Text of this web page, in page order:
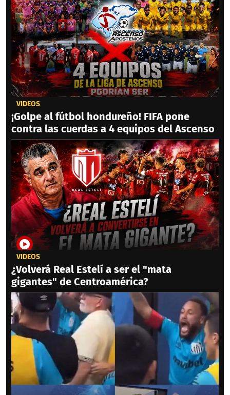
VIDEOS
¡Golpe al fútbol hondureño! FIFA pone
contra las cuerdas a 4 equipos del Ascenso
VIDEOS
¿Volverá Real Estelí a ser el "mata
gigantes" de Centroamérica?